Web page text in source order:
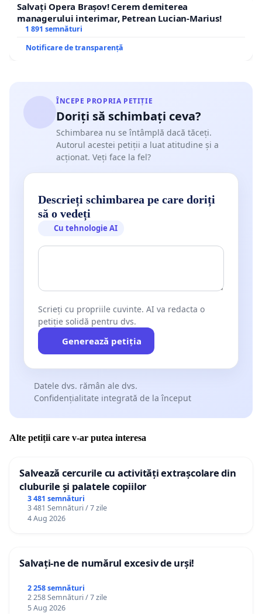
Salvați Opera Brașov! Cerem demiterea
managerului interimar, Petrean Lucian-Marius!
1 891 semnături
Notificare de transparență
ÎNCEPE PROPRIA PETIȚIE
Doriți să schimbați ceva?
Schimbarea nu se întâmplă dacă tăceți.
Autorul acestei petiții a luat atitudine și a
acționat. Veți face la fel?
Descrieți schimbarea pe care doriți
să o vedeți
Cu tehnologie AI
Scrieți cu propriile cuvinte. AI va redacta o
petiție solidă pentru dvs.
Generează petiția
Datele dvs. rămân ale dvs.
Confidențialitate integrată de la început
Alte petiții care v-ar putea interesa
Salvează cercurile cu activități extrașcolare din
cluburile și palatele copiilor
3 481 semnături
3 481 Semnături / 7 zile
4 Aug 2026
Salvați-ne de numărul excesiv de urși!
2 258 semnături
2 258 Semnături / 7 zile
5 Aug 2026